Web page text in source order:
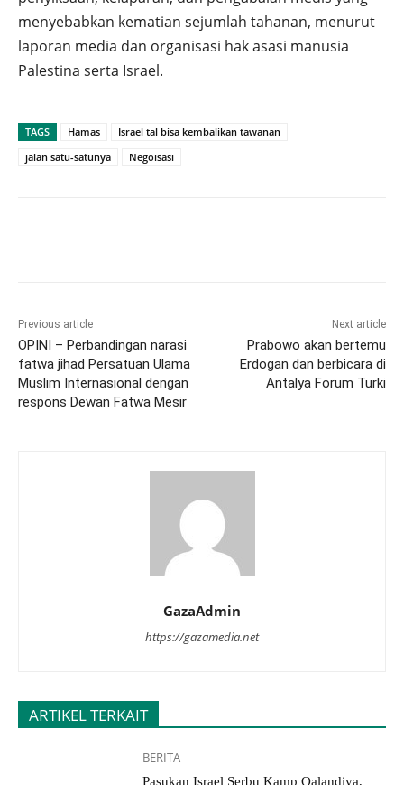
menyebabkan kematian sejumlah tahanan, menurut
laporan media dan organisasi hak asasi manusia
Palestina serta Israel.
TAGS Hamas
Israel tal bisa kembalikan tawanan
jalan satu-satunya
Negoisasi
Previous article
OPINI – Perbandingan narasi
fatwa jihad Persatuan Ulama
Muslim Internasional dengan
respons Dewan Fatwa Mesir
Next article
Prabowo akan bertemu
Erdogan dan berbicara di
Antalya Forum Turki
GazaAdmin
https://gazamedia.net
ARTIKEL TERKAIT
BERITA
Pasukan Israel Serbu Kamp Qalandiya,